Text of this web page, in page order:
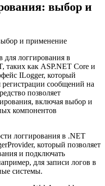
выбор и
логгирования в
таких как ASP.NET Core и
ILogger, который
регистрации сообщений на
позволяет
включая выбор и
компонентов
логгирования в .NET
который позволяет
и подключать
для записи логов в
системы.